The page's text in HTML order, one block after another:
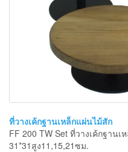
ที่วางเค้กฐานเหล็กแผ่นไม้สัก
FF 200 TW Set ที่วางเค้กฐาน
31*31สูง11,15,21ซม.